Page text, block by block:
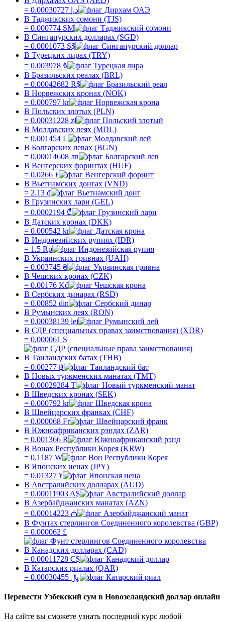
= 0.00030727 د.إ
В Таджикских сомони (TJS)
= 0.000774 SM
В Сингапурских долларах (SGD)
= 0.0001073 S$
В Турецких лирах (TRY)
= 0.003978 ₺
В Бразильских реалах (BRL)
= 0.00042682 R$
В Норвежских кронах (NOK)
= 0.000797 kr
В Польских злотых (PLN)
= 0.00031228 zł
В Молдавских леях (MDL)
= 0.001454 L
В Болгарских левах (BGN)
= 0.00014608 лв
В Венгерских форинтах (HUF)
= 0.0266 ƒ
В Вьетнамских донгах (VND)
= 2.13 ₫
В Грузинских лари (GEL)
= 0.0002194 ₾
В Датских кронах (DKK)
= 0.000542 kr
В Индонезийских рупиях (IDR)
= 1.5 Rp
В Украинских гривнах (UAH)
= 0.003745 ₴
В Чешских кронах (CZK)
= 0.00176 Kč
В Сербских динарах (RSD)
= 0.00852 din
В Румынских леях (RON)
= 0.00038139 lei
В СДР (специальных правах заимствования) (XDR)
= 0.000061 S
В Таиландских батах (THB)
= 0.00277 ฿
В Новых туркменских манатах (TMT)
= 0.00029284 T
В Шведских кронах (SEK)
= 0.000792 kr
В Швейцарских франках (CHF)
= 0.000068 Fr
В Южноафриканских рэндах (ZAR)
= 0.001366 R
В Вонах Республики Корея (KRW)
= 0.1187 ₩
В Японских иенах (JPY)
= 0.01327 ¥
В Австралийских долларах (AUD)
= 0.00011903 A$
В Азербайджанских манатах (AZN)
= 0.00014223 ₼
В Фунтах стерлингов Соединенного королевства (GBP)
= 0.000062 £
В Канадских долларах (CAD)
= 0.00011728 C$
В Катарских риалах (QAR)
= 0.00030455 ﷼
Перевести Узбекский сум в Новозеландский доллар онлайн
На сайте вы сможете узнать последний курс любой